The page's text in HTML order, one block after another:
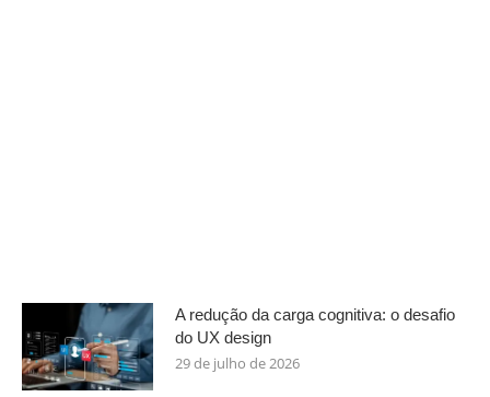
A redução da carga cognitiva: o desafio
do UX design
29 de julho de 2026